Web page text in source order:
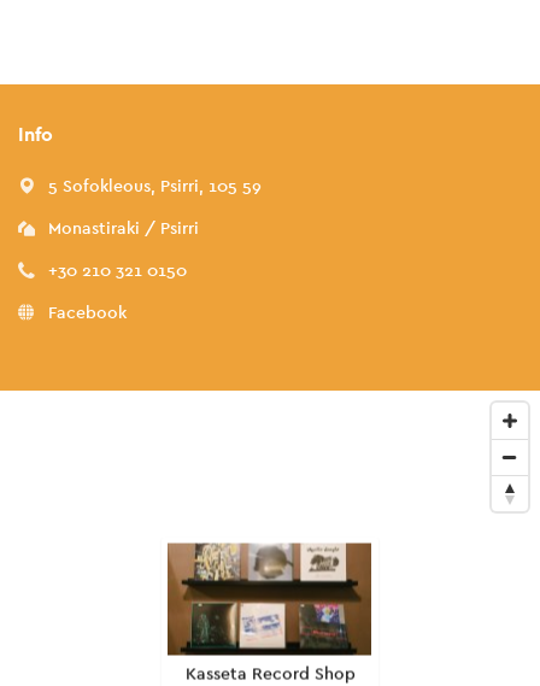
Info
5 Sofokleous, Psirri, 105 59
Monastiraki / Psirri
+30 210 321 0150
Facebook
Kasseta Record Shop